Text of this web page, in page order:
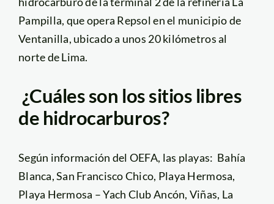
Pampilla, que opera Repsol en el municipio de
Ventanilla, ubicado a unos 20 kilómetros al
norte de Lima.
¿Cuáles son los sitios libres
de hidrocarburos?
Según información del OEFA, las playas: Bahía
Blanca, San Francisco Chico, Playa Hermosa,
Playa Hermosa – Yach Club Ancón, Viñas, La